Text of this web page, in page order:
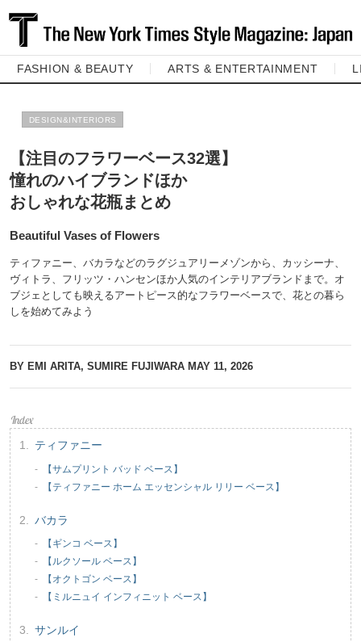
FASHION & BEAUTY ARTS & ENTERTAINMENT
DESIGN&INTERIORS
【注目のフラワーベース32選】
憧れのハイブランドほか
おしゃれな花瓶まとめ
Beautiful Vases of Flowers
ティファニー、バカラなどのラグジュアリーメゾンから、カッシーナ、
ヴィトラ、フリッツ・ハンセンほか人気のインテリアブランドまで。オ
ブジェとしても映えるアートピース的なフラワーベースで、花との暮ら
しを始めてみよう
BY EMI ARITA, SUMIRE FUJIWARA MAY 11, 2026
ティファニー
【サムプリント バッド ベース】
【ティファニー ホーム エッセンシャル リリー ベース】
バカラ
【ギンコ ベース】
【ルクソール ベース】
【オクトゴン ベース】
【ミルニュイ インフィニット ベース】
サンルイ